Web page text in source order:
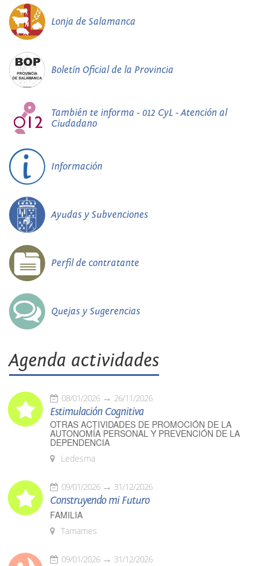
Lonja de Salamanca
Boletín Oficial de la Provincia
También te informa - 012 CyL - Atención al
Ciudadano
Información
Ayudas y Subvenciones
Perfil de contratante
Quejas y Sugerencias
Agenda actividades
08/01/2026 26/11/2026
Estimulación Cognitiva
OTRAS ACTIVIDADES DE PROMOCIÓN DE LA
AUTONOMÍA PERSONAL Y PREVENCIÓN DE LA
DEPENDENCIA
Ledesma
09/01/2026 31/12/2026
Construyendo mi Futuro
FAMILIA
Tamames
09/01/2026 31/12/2026